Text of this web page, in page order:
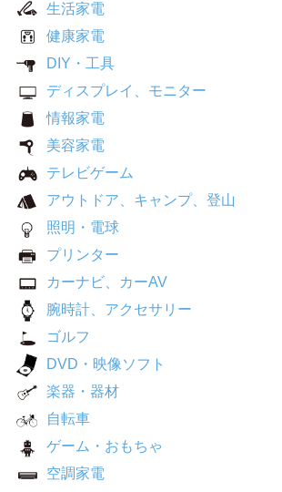
生活家電
健康家電
DIY・工具
ディスプレイ、モニター
情報家電
美容家電
テレビゲーム
アウトドア、キャンプ、登山
照明・電球
プリンター
カーナビ、カーAV
腕時計、アクセサリー
ゴルフ
DVD・映像ソフト
楽器・器材
自転車
ゲーム・おもちゃ
空調家電